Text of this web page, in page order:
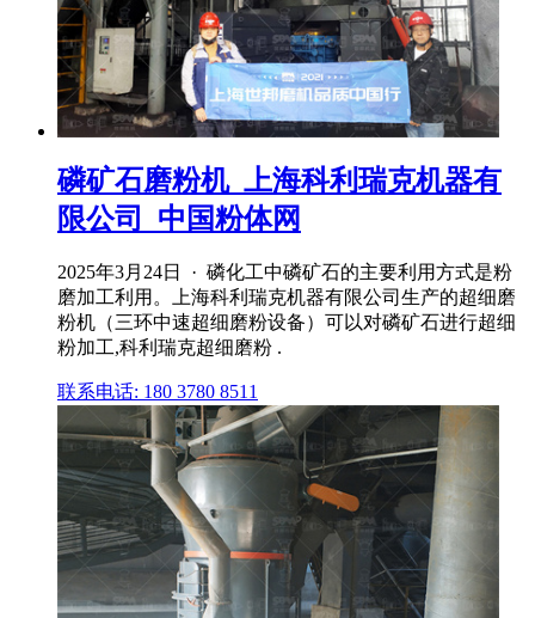
磷矿石磨粉机_上海科利瑞克机器有
限公司_中国粉体网
2025年3月24日 · 磷化工中磷矿石的主要利用方式是粉
磨加工利用。上海科利瑞克机器有限公司生产的超细磨
粉机（三环中速超细磨粉设备）可以对磷矿石进行超细
粉加工,科利瑞克超细磨粉 .
联系电话: 180 3780 8511